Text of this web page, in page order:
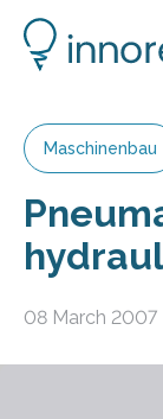
Maschinenbau
08 March 2007